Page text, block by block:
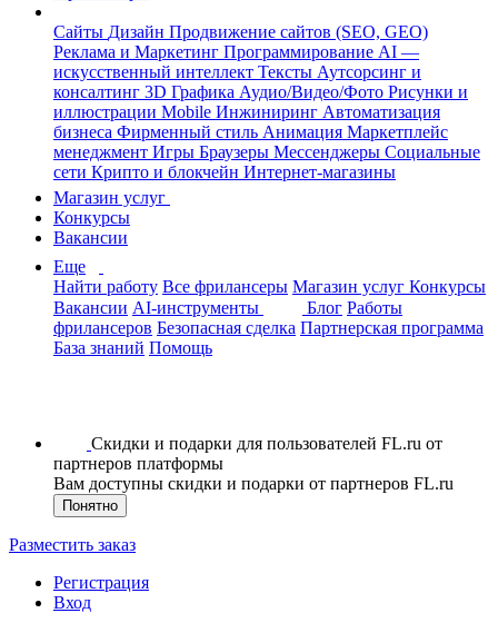
Сайты Дизайн Продвижение сайтов (SEO, GEO)
Реклама и Маркетинг Программирование AI —
искусственный интеллект Тексты Аутсорсинг и
консалтинг 3D Графика Аудио/Видео/Фото Рисунки и
иллюстрации Mobile Инжиниринг Автоматизация
бизнеса Фирменный стиль Анимация Маркетплейс
менеджмент Игры Браузеры Мессенджеры Социальные
сети Крипто и блокчейн Интернет-магазины
Магазин услуг
Конкурсы
Вакансии
Еще
Найти работу Все фрилансеры Магазин услуг Конкурсы
Вакансии AI-инструменты Блог Работы
фрилансеров Безопасная сделка Партнерская программа
База знаний Помощь
Скидки и подарки для пользователей FL.ru от
партнеров платформы
Вам доступны скидки и подарки от партнеров FL.ru
Понятно
Разместить заказ
Регистрация
Вход